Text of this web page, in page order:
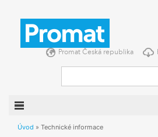
Promat Česká republika
NOVINKY
PRODUKTY
REFERENCE
SEMINÁŘE
Úvod » Technické informace